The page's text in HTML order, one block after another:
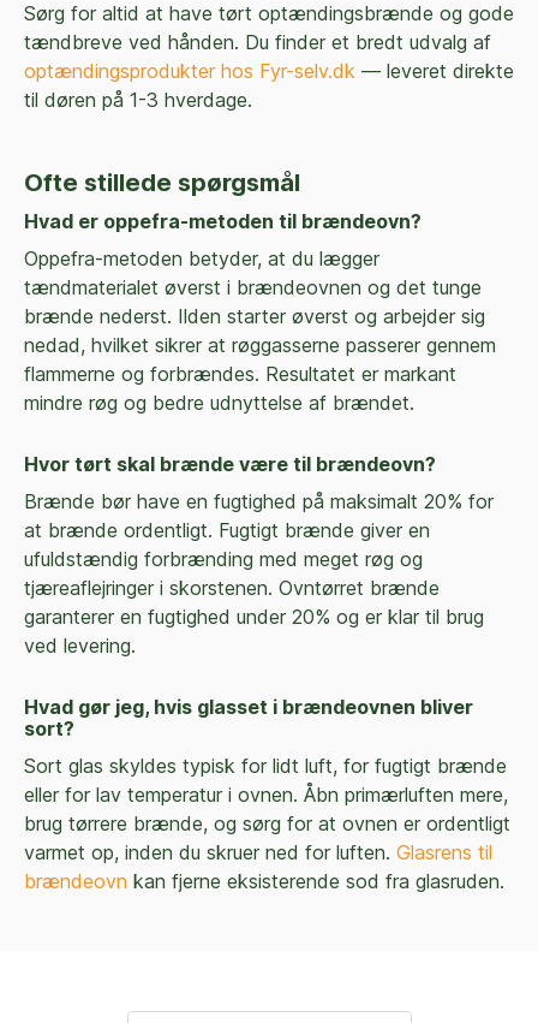
Sørg for altid at have tørt optændingsbrænde og gode
tændbreve ved hånden. Du finder et bredt udvalg af
optændingsprodukter hos Fyr-selv.dk — leveret direkte
til døren på 1-3 hverdage.
Ofte stillede spørgsmål
Hvad er oppefra-metoden til brændeovn?
Oppefra-metoden betyder, at du lægger
tændmaterialet øverst i brændeovnen og det tunge
brænde nederst. Ilden starter øverst og arbejder sig
nedad, hvilket sikrer at røggasserne passerer gennem
flammerne og forbrændes. Resultatet er markant
mindre røg og bedre udnyttelse af brændet.
Hvor tørt skal brænde være til brændeovn?
Brænde bør have en fugtighed på maksimalt 20% for
at brænde ordentligt. Fugtigt brænde giver en
ufuldstændig forbrænding med meget røg og
tjæreaflejringer i skorstenen. Ovntørret brænde
garanterer en fugtighed under 20% og er klar til brug
ved levering.
Hvad gør jeg, hvis glasset i brændeovnen bliver
sort?
Sort glas skyldes typisk for lidt luft, for fugtigt brænde
eller for lav temperatur i ovnen. Åbn primærluften mere,
brug tørrere brænde, og sørg for at ovnen er ordentligt
varmet op, inden du skruer ned for luften. Glasrens til
brændeovn kan fjerne eksisterende sod fra glasruden.